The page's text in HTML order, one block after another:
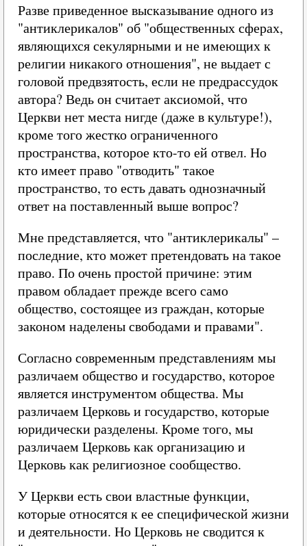
Разве приведенное высказывание одного из
"антиклерикалов" об "общественных сферах,
являющихся секулярными и не имеющих к
религии никакого отношения", не выдает с
головой предвзятость, если не предрассудок
автора? Ведь он считает аксиомой, что
Церкви нет места нигде (даже в культуре!),
кроме того жестко ограниченного
пространства, которое кто-то ей отвел. Но
кто имеет право "отводить" такое
пространство, то есть давать однозначный
ответ на поставленный выше вопрос?
Мне представляется, что "антиклерикалы" –
последние, кто может претендовать на такое
право. По очень простой причине: этим
правом обладает прежде всего само
общество, состоящее из граждан, которые
законом наделены свободами и правами".
Согласно современным представлениям мы
различаем общество и государство, которое
является инструментом общества. Мы
различаем Церковь и государство, которые
юридически разделены. Кроме того, мы
различаем Церковь как организацию и
Церковь как религиозное сообщество.
У Церкви есть свои властные функции,
которые относятся к ее специфической жизни
и деятельности. Но Церковь не сводится к